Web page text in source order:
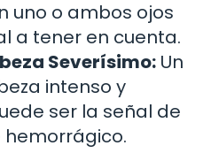
uno o ambos ojos
a tener en cuenta.
Severísimo: Un
intenso y
ser la señal de